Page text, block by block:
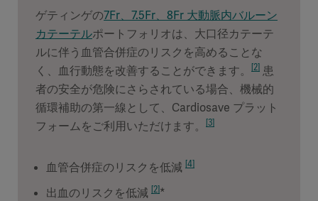
ゲティンゲの7Fr、7.5Fr、8Fr 大動脈内バルーン
カテーテルポートフォリオは、大口径カテーテ
ルに伴う血管合併症のリスクを高めることな
く、血行動態を改善することができます。
[2] 患
者の安全が危険にさらされている場合、機械的
循環補助の第一線として、Cardiosave プラット
フォームをご利用いただけます。
[3]
血管合併症のリスクを低減 [4]
出血のリスクを低減 [2]*